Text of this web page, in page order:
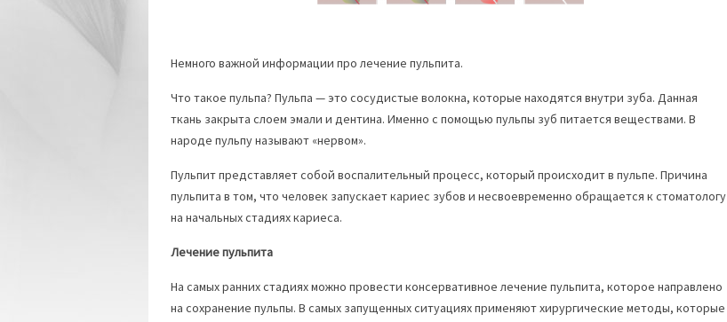
Немного важной информации про лечение пульпита.
Что такое пульпа? Пульпа — это сосудистые волокна, которые находятся внутри зуба. Данная
ткань закрыта слоем эмали и дентина. Именно с помощью пульпы зуб питается веществами. В
народе пульпу называют «нервом».
Пульпит представляет собой воспалительный процесс, который происходит в пульпе. Причина
пульпита в том, что человек запускает кариес зубов и несвоевременно обращается к стоматологу
на начальных стадиях кариеса.
Лечение пульпита
На самых ранних стадиях можно провести консервативное лечение пульпита, которое направлено
на сохранение пульпы. В самых запущенных ситуациях применяют хирургические методы, которые